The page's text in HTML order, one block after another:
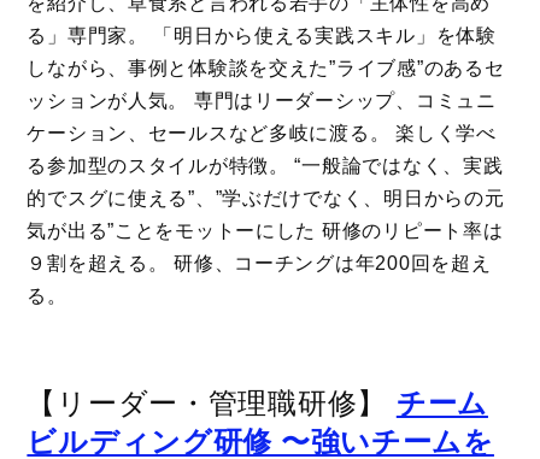
る」専門家。 「明日から使える実践スキル」を体験
しながら、事例と体験談を交えた”ライブ感”のあるセ
ッションが人気。 専門はリーダーシップ、コミュニ
ケーション、セールスなど多岐に渡る。 楽しく学べ
る参加型のスタイルが特徴。 “一般論ではなく、実践
的でスグに使える”、”学ぶだけでなく、明日からの元
気が出る”ことをモットーにした 研修のリピート率は
９割を超える。 研修、コーチングは年200回を超え
る。
【リーダー・管理職研修】 チーム
ビルディング研修 〜強いチームを